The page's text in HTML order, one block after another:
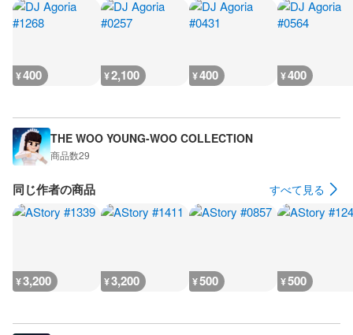
¥400 ¥2,100 ¥400 ¥400
THE WOO YOUNG-WOO COLLECTION
商品数29
同じ作者の商品 すべて見る
¥3,200 ¥3,200 ¥500 ¥500